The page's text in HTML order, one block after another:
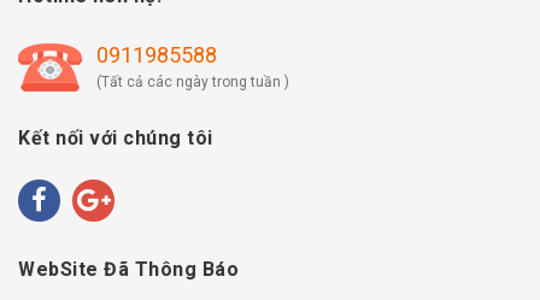
0911985588
(Tất cả các ngày trong tuần )
Kết nối với chúng tôi
WebSite Đã Thông Báo